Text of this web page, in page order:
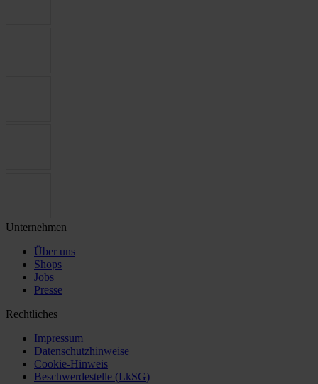
Unternehmen
Über uns
Shops
Jobs
Presse
Rechtliches
Impressum
Datenschutzhinweise
Cookie-Hinweis
Beschwerdestelle (LkSG)